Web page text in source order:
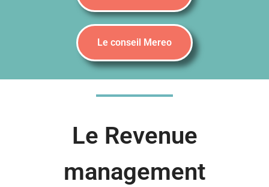
Le conseil Mereo
Le Revenue
management